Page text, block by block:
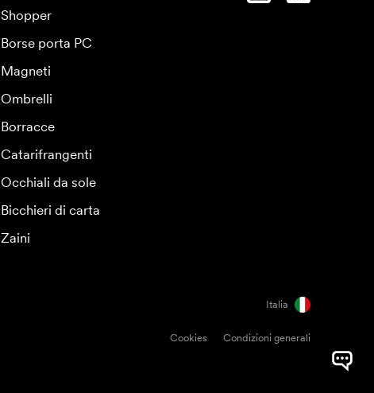
Shopper
Borse porta PC
Magneti
Ombrelli
Borracce
Catarifrangenti
Occhiali da sole
Bicchieri di carta
Zaini
Italia
Cookies Condizioni generali